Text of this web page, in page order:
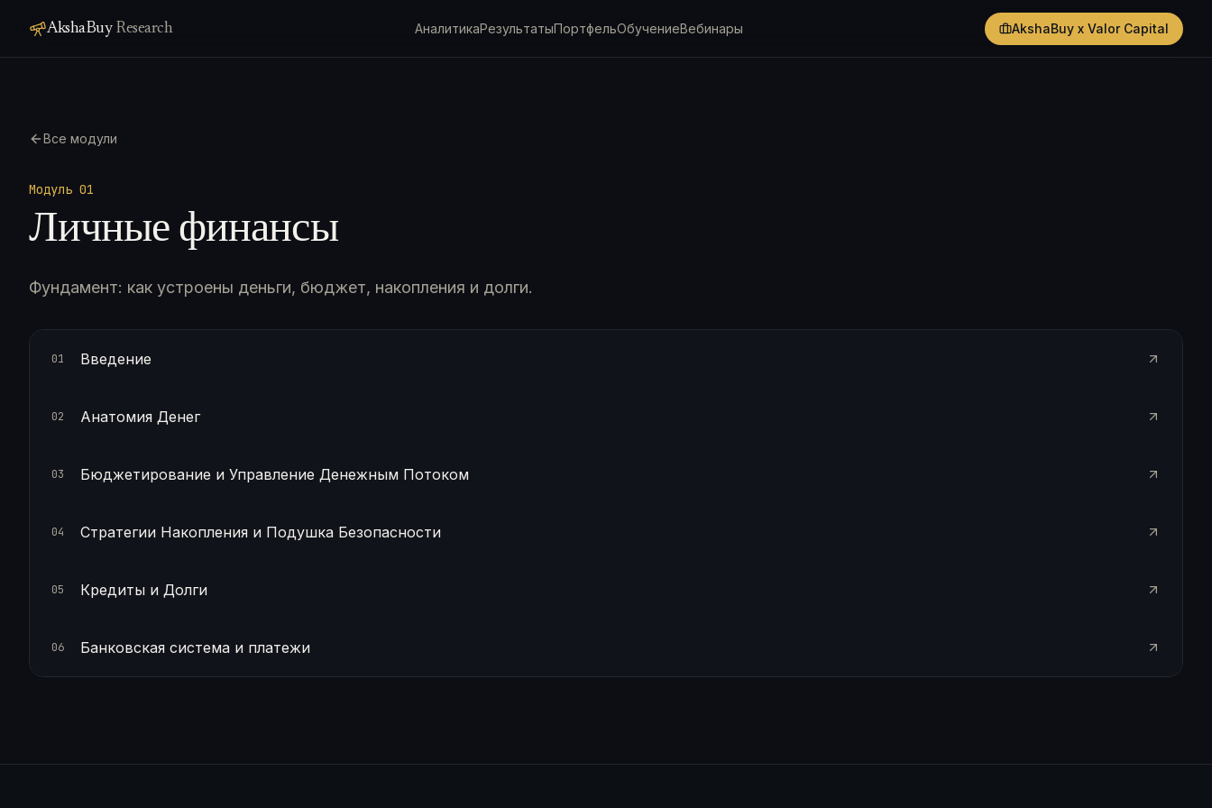
AkshaBuy Research АналитикаРезультатыПортфельОбучениеВебинары AkshaBuy x Valor Capital
Все модули
Модуль 01
Личные финансы
Фундамент: как устроены деньги, бюджет, накопления и долги.
01 Введение
02 Анатомия Денег
03 Бюджетирование и Управление Денежным Потоком
04 Стратегии Накопления и Подушка Безопасности
05 Кредиты и Долги
06 Банковская система и платежи